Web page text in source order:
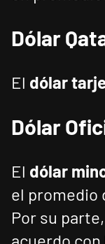
Dólar
El dólar
Dólar
El dólar
el promedio
Por su